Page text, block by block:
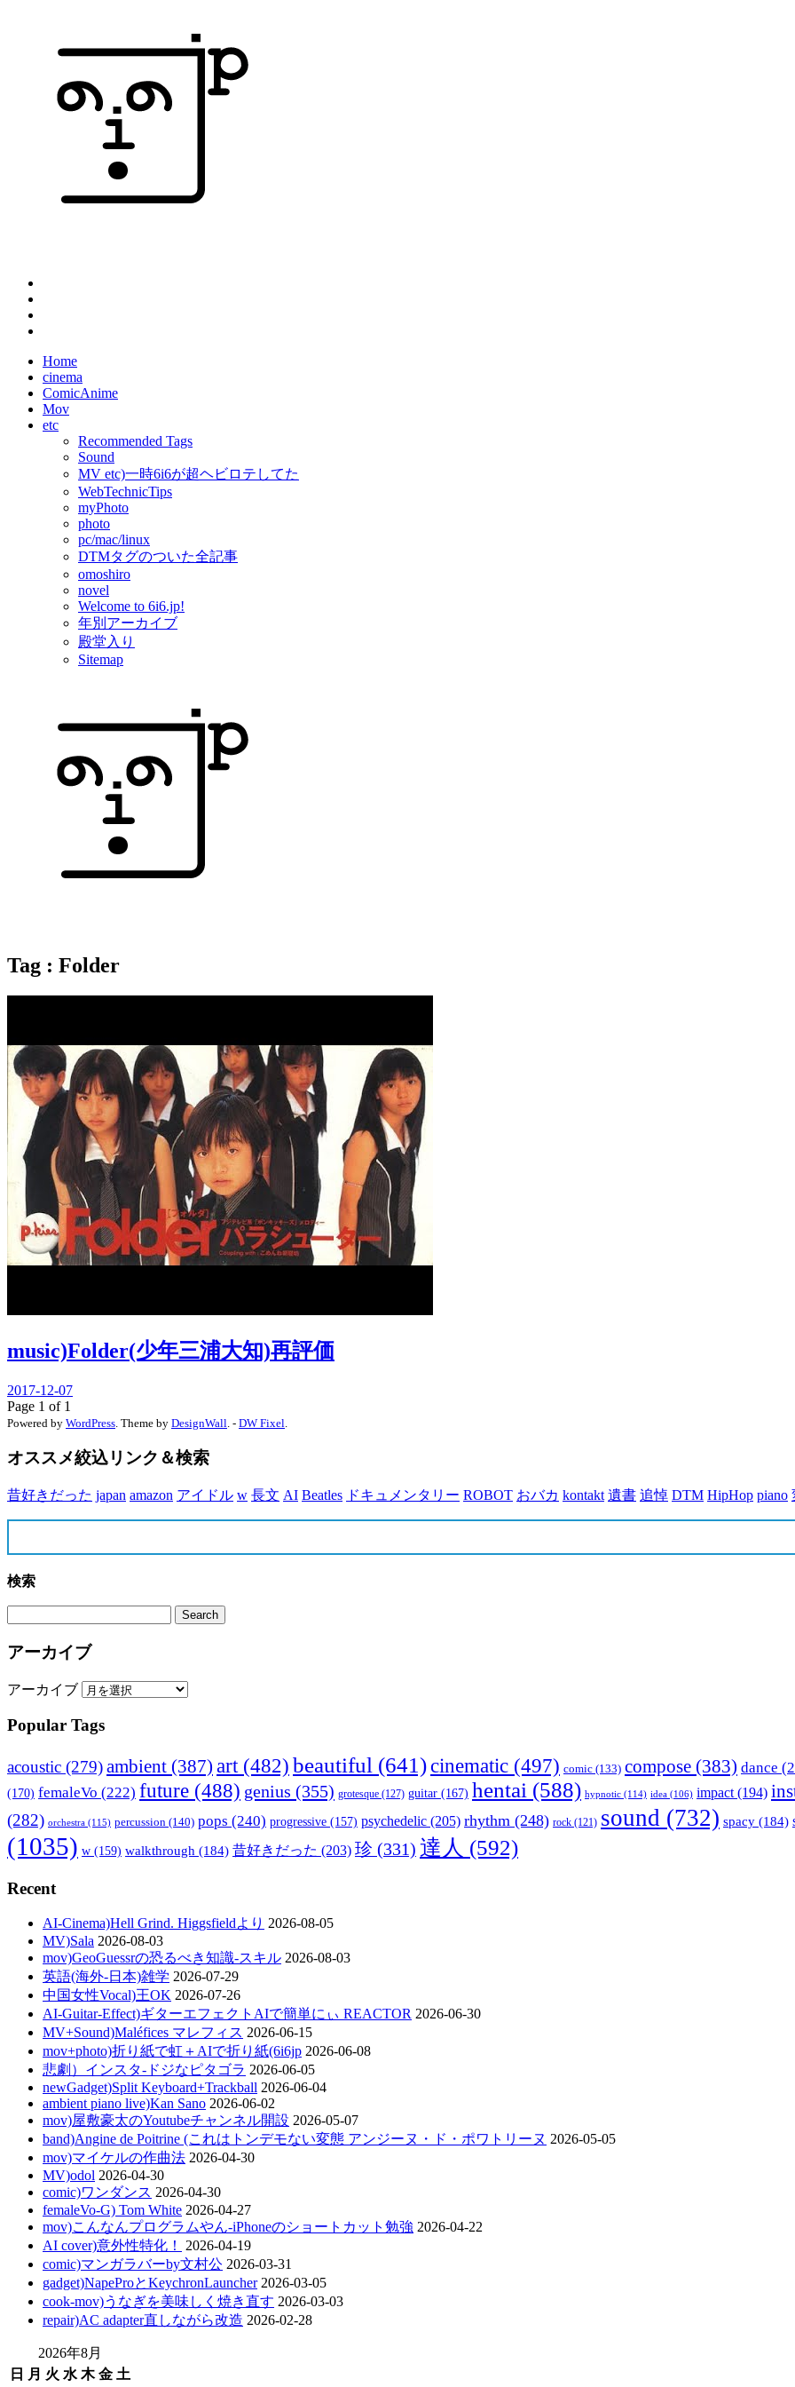
Home
cinema
ComicAnime
Mov
etc
Recommended Tags
Sound
MV etc)一時6i6が超ヘビロテしてた
WebTechnicTips
myPhoto
photo
pc/mac/linux
DTMタグのついた全記事
omoshiro
novel
Welcome to 6i6.jp!
年別アーカイブ
殿堂入り
Sitemap
Tag : Folder
music)Folder(少年三浦大知)再評価
2017-12-07
Page 1 of 1
Powered by WordPress . Theme by DesignWall . - DW Fixel
オススメ絞込リンク＆検索
昔好きだった japan amazon アイドル w 長文 AI Beatles ドキュメンタリー ROBOT おバカ kontakt 遺書 追悼 DTM HipHop piano
検索
アーカイブ
アーカイブ
Popular Tags
acoustic (279)ambient (387) art (482) beautiful (641)cinematic (497) comic (133) compose (383) dance
(170) femaleVo (222) future (488) genius (355) grotesque (127) guitar (167) hentai (588) hypnotic (114) idea (106) impact (194)
(282) orchestra (115) percussion (140) pops (240) progressive (157) psychedelic (205) rhythm (248) rock (121) sound (732) spacy (184)
(1035) w (159) walkthrough (184) 昔好きだった (203) 珍 (331) 達人 (592)
Recent
AI-Cinema)Hell Grind. Higgsfieldより 2026-08-05
MV)Sala 2026-08-03
mov)GeoGuessrの恐るべき知識-スキル 2026-08-03
英語(海外-日本)雑学 2026-07-29
中国女性Vocal)王OK 2026-07-26
AI-Guitar-Effect)ギターエフェクトAIで簡単にぃ REACTOR 2026-06-30
MV+Sound)Maléfices マレフィス 2026-06-15
mov+photo)折り紙で虹＋AIで折り紙(6i6jp 2026-06-08
悲劇）インスタ-ドジなピタゴラ 2026-06-05
newGadget)Split Keyboard+Trackball 2026-06-04
ambient piano live)Kan Sano 2026-06-02
mov)屋敷豪太のYoutubeチャンネル開設 2026-05-07
band)Angine de Poitrine (これはトンデモない変態 アンジーヌ・ド・ポワトリーヌ 2026-05-05
mov)マイケルの作曲法 2026-04-30
MV)odol 2026-04-30
comic)ワンダンス 2026-04-30
femaleVo-G) Tom White 2026-04-27
mov)こんなんプログラムやん-iPhoneのショートカット勉強 2026-04-22
AI cover)意外性特化！
2026-04-19
comic)マンガラバーby文村公 2026-03-31
gadget)NapeProとKeychronLauncher 2026-03-05
cook-mov)うなぎを美味しく焼き直す 2026-03-03
repair)AC adapter直しながら改造 2026-02-28
2026年8月
日
月 火 水 木 金 土